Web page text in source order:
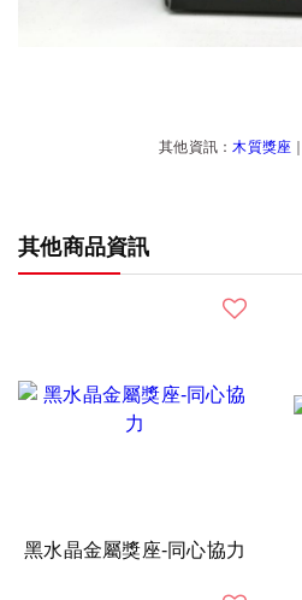
其他資訊：木質獎座
其他商品資訊
黑水晶金屬獎座-同心協力